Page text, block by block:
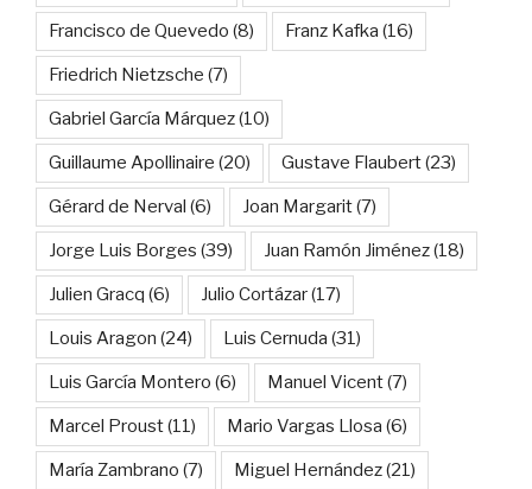
Francisco de Quevedo (8) Franz Kafka (16)
Friedrich Nietzsche (7)
Gabriel García Márquez(10)
Guillaume Apollinaire (20) Gustave Flaubert(23)
Gérard de Nerval (6) Joan Margarit(7)
Jorge Luis Borges (39) Juan Ramón Jiménez(18)
Julien Gracq (6) Julio Cortázar(17)
Louis Aragon (24) Luis Cernuda (31)
Luis García Montero (6) Manuel Vicent(7)
Marcel Proust(11) Mario Vargas Llosa (6)
María Zambrano (7) Miguel Hernández(21)